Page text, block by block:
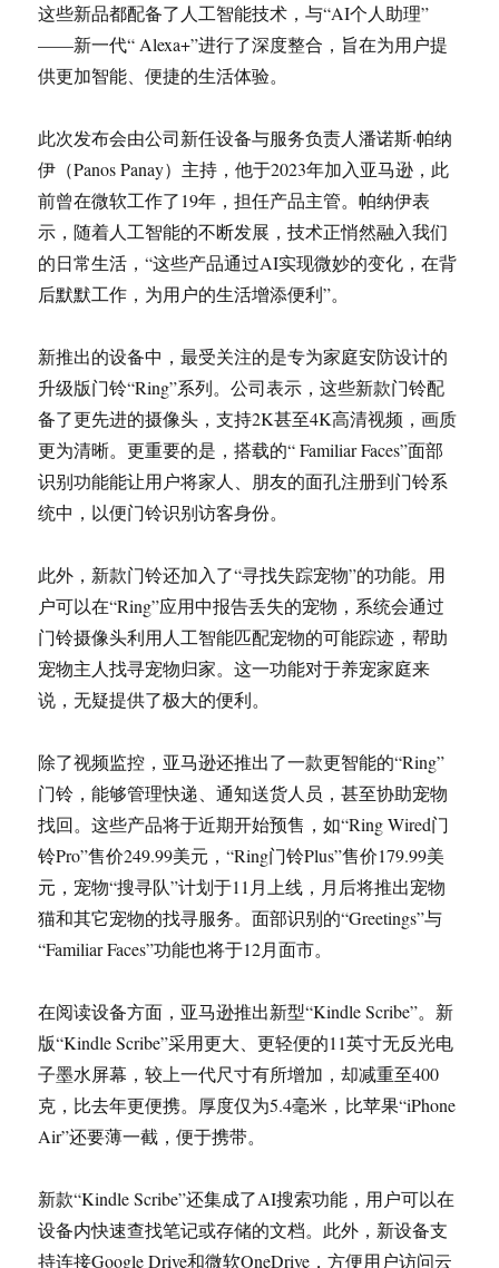
这些新品都配备了人工智能技术，与“AI个人助理”
——新一代“ Alexa+”进行了深度整合，旨在为用户提
供更加智能、便捷的生活体验。
此次发布会由公司新任设备与服务负责人潘诺斯·帕纳
伊（Panos Panay）主持，他于2023年加入亚马逊，此
前曾在微软工作了19年，担任产品主管。帕纳伊表
示，随着人工智能的不断发展，技术正悄然融入我们
的日常生活，“这些产品通过AI实现微妙的变化，在背
后默默工作，为用户的生活增添便利”。
新推出的设备中，最受关注的是专为家庭安防设计的
升级版门铃“Ring”系列。公司表示，这些新款门铃配
备了更先进的摄像头，支持2K甚至4K高清视频，画质
更为清晰。更重要的是，搭载的“ Familiar Faces”面部
识别功能能让用户将家人、朋友的面孔注册到门铃系
统中，以便门铃识别访客身份。
此外，新款门铃还加入了“寻找失踪宠物”的功能。用
户可以在“Ring”应用中报告丢失的宠物，系统会通过
门铃摄像头利用人工智能匹配宠物的可能踪迹，帮助
宠物主人找寻宠物归家。这一功能对于养宠家庭来
说，无疑提供了极大的便利。
除了视频监控，亚马逊还推出了一款更智能的“Ring”
门铃，能够管理快递、通知送货人员，甚至协助宠物
找回。这些产品将于近期开始预售，如“Ring Wired门
铃Pro”售价249.99美元，“Ring门铃Plus”售价179.99美
元，宠物“搜寻队”计划于11月上线，月后将推出宠物
猫和其它宠物的找寻服务。面部识别的“Greetings”与
“Familiar Faces”功能也将于12月面市。
在阅读设备方面，亚马逊推出新型“Kindle Scribe”。新
版“Kindle Scribe”采用更大、更轻便的11英寸无反光电
子墨水屏幕，较上一代尺寸有所增加，却减重至400
克，比去年更便携。厚度仅为5.4毫米，比苹果“iPhone
Air”还要薄一截，便于携带。
新款“Kindle Scribe”还集成了AI搜索功能，用户可以在
设备内快速查找笔记或存储的文档。此外，新设备支
持连接Google Drive和微软OneDrive，方便用户访问云